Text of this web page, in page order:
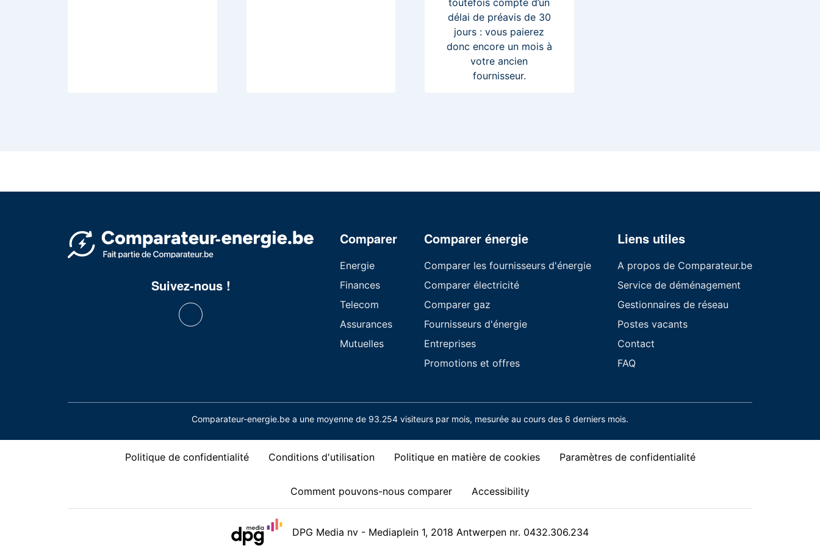
délai de préavis de 30
jours : vous paierez
donc encore un mois à
votre ancien
fournisseur.
Suivez-nous !
Comparer
Energie
Finances
Telecom
Assurances
Mutuelles
Comparer énergie
Comparer les fournisseurs d'énergie
Comparer électricité
Comparer gaz
Fournisseurs d'énergie
Entreprises
Promotions et offres
Liens utiles
A propos de Comparateur.be
Service de déménagement
Gestionnaires de réseau
Postes vacants
Contact
FAQ
Comparateur-energie.be a une moyenne de 93.254 visiteurs par mois, mesurée au cours des 6 derniers mois.
Politique de confidentialité Conditions d'utilisation Politique en matière de cookies Paramètres de confidentialité
Comment pouvons-nous comparer Accessibility
DPG Media nv - Mediaplein 1, 2018 Antwerpen nr. 0432.306.234